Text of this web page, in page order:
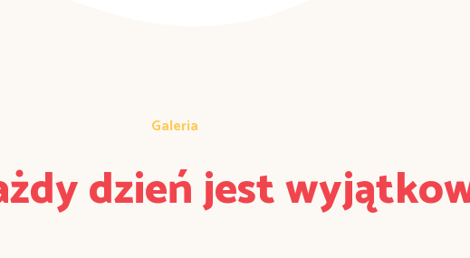
Galeria
dzień jest